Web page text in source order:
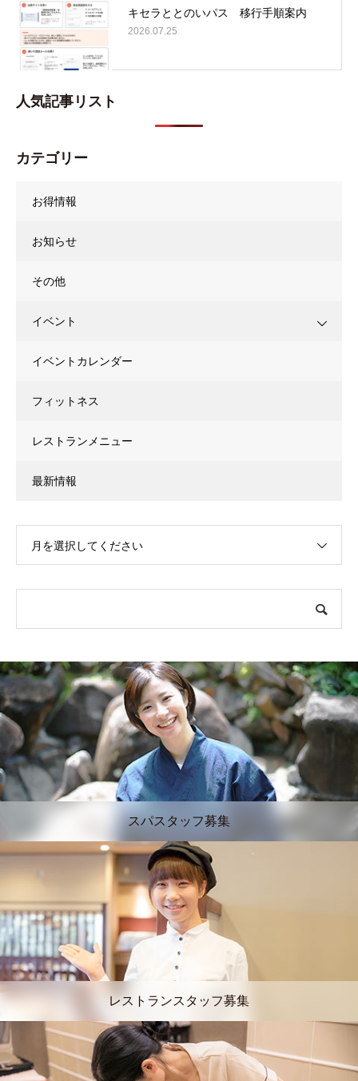
キセラととのいパス 移行手順案内
2026.07.25
人気記事リスト
カテゴリー
お得情報
お知らせ
その他
イベント
イベントカレンダー
フィットネス
レストランメニュー
最新情報
月を選択してください
スパスタッフ募集
レストランスタッフ募集